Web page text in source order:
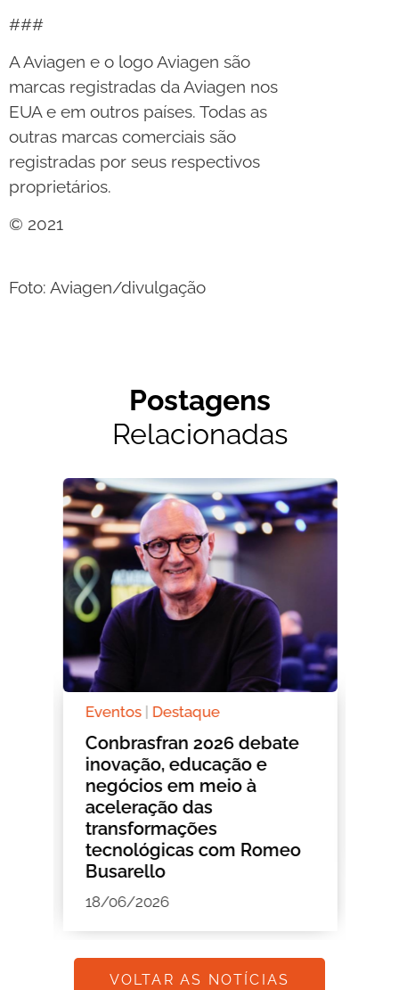
###
A Aviagen e o logo Aviagen são
marcas registradas da Aviagen nos
EUA e em outros países. Todas as
outras marcas comerciais são
registradas por seus respectivos
proprietários.
© 2021
Foto: Aviagen/divulgação
Postagens
Relacionadas
Eventos| Destaque
Conbrasfran 2026 debate
inovação, educação e
negócios em meio à
aceleração das
transformações
tecnológicas com Romeo
Busarello
18/06/2026
VOLTAR AS NOTÍCIAS